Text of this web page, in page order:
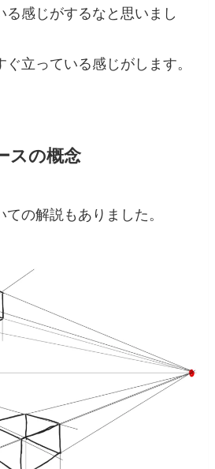
る感じがするなと思いまし
立っている感じがします。
スの概念
の解説もありました。